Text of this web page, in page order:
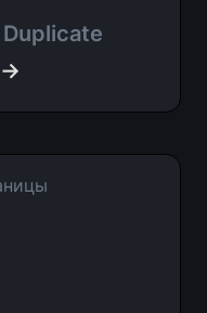
Duplicate
→